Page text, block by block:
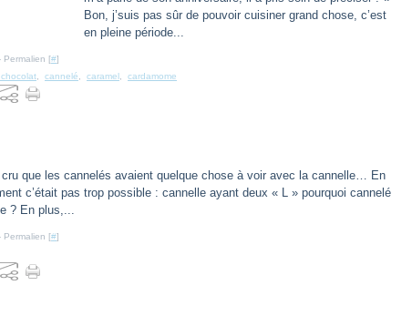
Bon, j’suis pas sûr de pouvoir cuisiner grand chose, c’est
en pleine période...
Permalien [#]
cannelé caramel cardamome
que les cannelés avaient quelque chose à voir avec la cannelle… En
c’était pas trop possible : cannelle ayant deux « L » pourquoi cannelé
? En plus,...
Permalien [#]